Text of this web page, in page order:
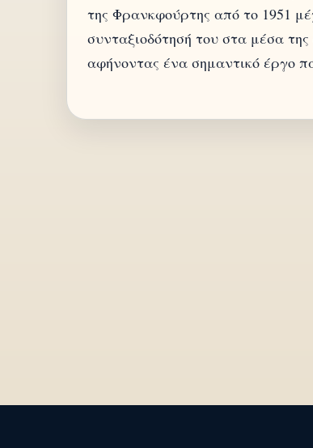
της Φρανκφούρτης από το 1951
συνταξιοδότησή του στα μέσα
αφήνοντας ένα σημαντικό έργο